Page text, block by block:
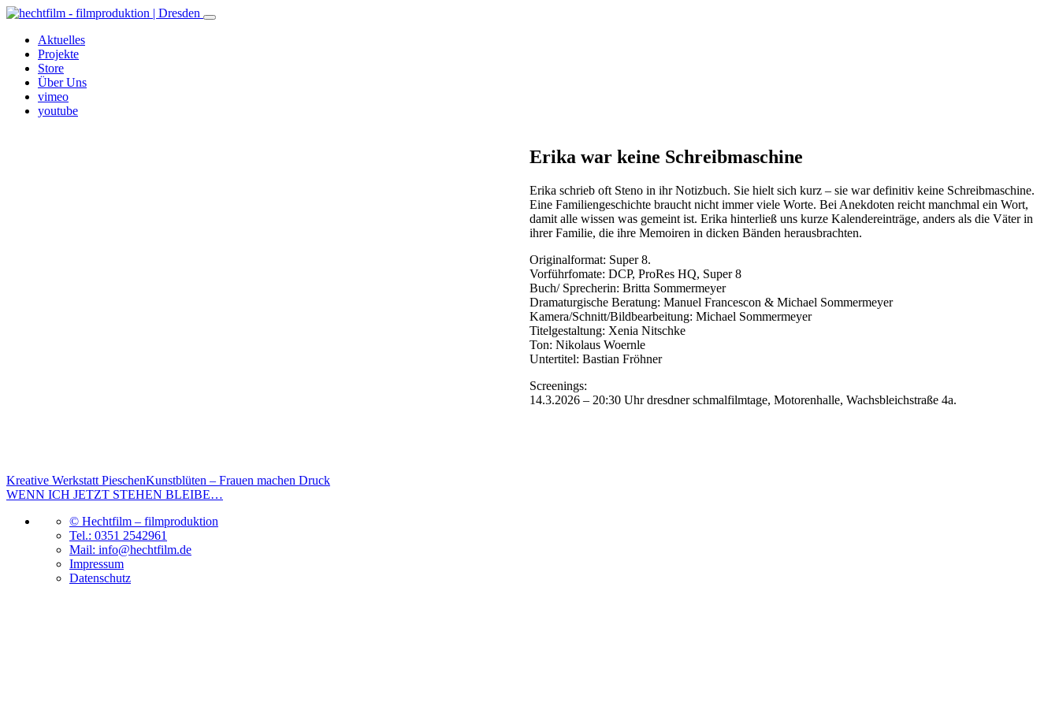
Aktuelles
Projekte
Store
Über Uns
vimeo
youtube
Erika war keine Schreibmaschine
Erika schrieb oft Steno in ihr Notizbuch. Sie hielt sich kurz – sie war definitiv keine Schreibmaschine.
Eine Familiengeschichte braucht nicht immer viele Worte. Bei Anekdoten reicht manchmal ein Wort,
damit alle wissen was gemeint ist. Erika hinterließ uns kurze Kalendereinträge, anders als die Väter in
ihrer Familie, die ihre Memoiren in dicken Bänden herausbrachten.
Originalformat: Super 8.
Vorführfomate: DCP, ProRes HQ, Super 8
Buch/ Sprecherin: Britta Sommermeyer
Dramaturgische Beratung: Manuel Francescon & Michael Sommermeyer
Kamera/Schnitt/Bildbearbeitung: Michael Sommermeyer
Titelgestaltung: Xenia Nitschke
Ton: Nikolaus Woernle
Untertitel: Bastian Fröhner
Screenings:
14.3.2026 – 20:30 Uhr dresdner schmalfilmtage, Motorenhalle, Wachsbleichstraße 4a.
Kreative Werkstatt PieschenKunstblüten – Frauen machen Druck
WENN ICH JETZT STEHEN BLEIBE…
© Hechtfilm – filmproduktion
Tel.: 0351 2542961
Mail: info@hechtfilm.de
Impressum
Datenschutz